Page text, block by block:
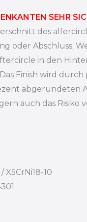
SEHR
des
oder Abschluss.
in den
Finish wird
abgerundeten
auch das Risiko
X5CrNi18-10